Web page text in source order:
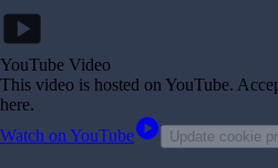
smart_display
YouTube Video
This video is hosted on YouTube.
here.
Watch on YouTubeplay_circle Update cookie